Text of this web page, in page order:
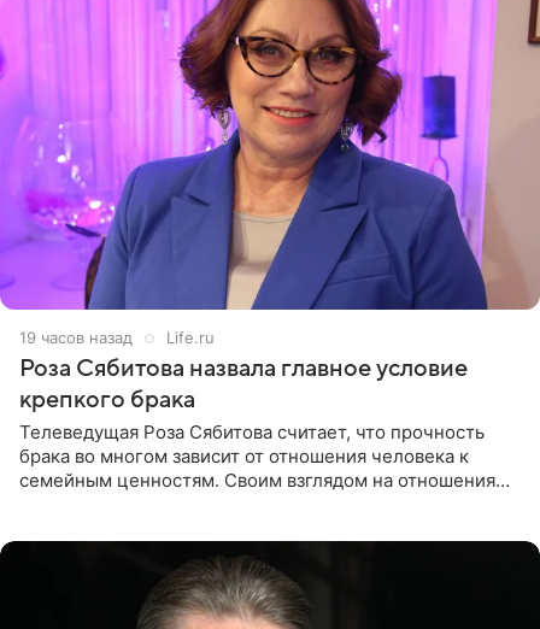
19 часов назад Life.ru
Роза Сябитова назвала главное условие
крепкого брака
Телеведущая Роза Сябитова считает, что прочность
брака во многом зависит от отношения человека к
семейным ценностям. Своим взглядом на отношения